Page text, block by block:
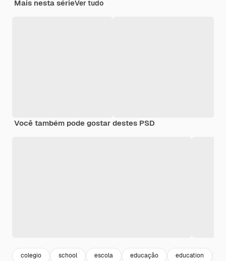
Mais nesta sérieVer tudo
Você também pode gostar destes PSD
colegio school escola educação education